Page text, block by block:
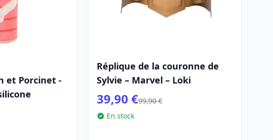
et Porcinet -
Réplique de la couronne de
Sylvie – Marvel – Loki
39,90 €99,90 €
En stock